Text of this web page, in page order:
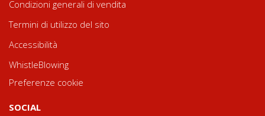
Condizioni generali di vendita
Termini di utilizzo del sito
Accessibilità
WhistleBlowing
Preferenze cookie
SOCIAL